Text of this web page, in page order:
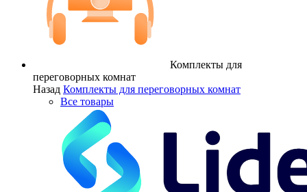
Комплекты для
переговорных комнат
Назад Комплекты для переговорных комнат
Все товары